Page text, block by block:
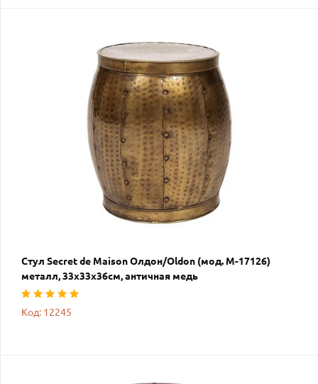
Стул Secret de Maison Олдон/Oldon (мод. M-17126)
металл, 33х33х36см, античная медь
Код: 12245